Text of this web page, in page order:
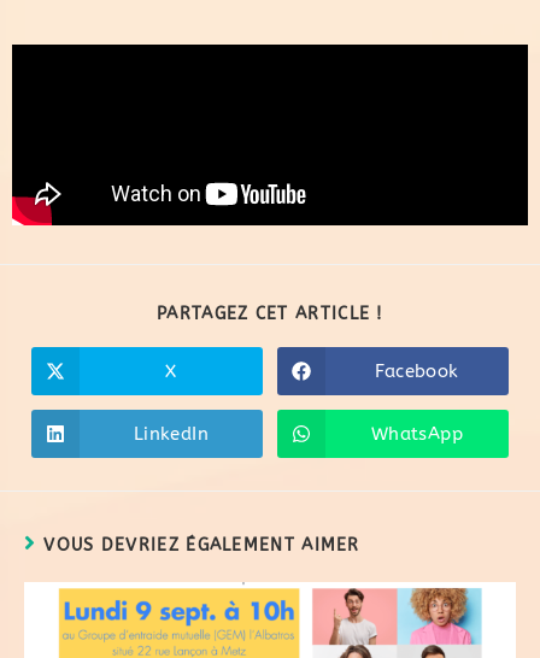
PARTAGEZ CET ARTICLE !
X Facebook
LinkedIn WhatsApp
VOUS DEVRIEZ ÉGALEMENT AIMER